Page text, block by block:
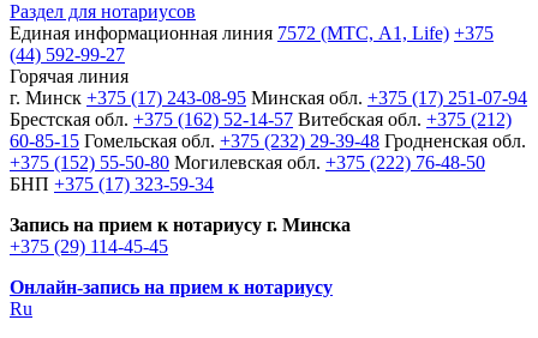
Раздел для нотариусов
Единая информационная линия 7572 (МТС, A1, Life) +375
(44) 592-99-27
Горячая линия
г. Минск +375 (17) 243-08-95 Минская обл. +375 (17) 251-07-94
Брестская обл. +375 (162) 52-14-57 Витебская обл. +375 (212)
60-85-15 Гомельская обл. +375 (232) 29-39-48 Гродненская обл.
+375 (152) 55-50-80 Могилевская обл. +375 (222) 76-48-50
БНП +375 (17) 323-59-34
Запись на прием к нотариусу г. Минска
+375 (29) 114-45-45
Онлайн-запись на прием к нотариусу
Ru